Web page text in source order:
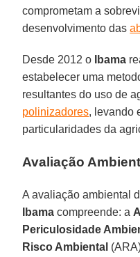
comprometam a
desenvolvimento das
Desde 2012 o Ibama
estabelecer uma
resultantes do uso de
polinizadores, levando
particularidades da
Avaliação
A avaliação ambiental
Ibama compreende: a
Periculosidade
Risco Ambiental